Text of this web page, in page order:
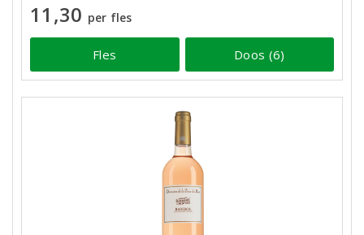
11,30 per fles
Fles Doos (6)